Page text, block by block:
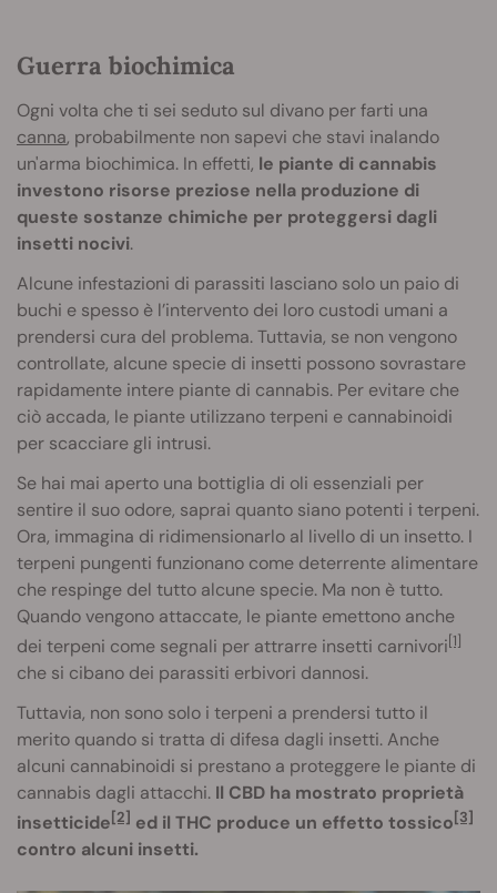
Guerra biochimica
Ogni volta che ti sei seduto sul divano per farti una
canna, probabilmente non sapevi che stavi inalando
un'arma biochimica. In effetti, le piante di cannabis
investono risorse preziose nella produzione di
queste sostanze chimiche per proteggersi dagli
insetti nocivi.
Alcune infestazioni di parassiti lasciano solo un paio di
buchi e spesso è l’intervento dei loro custodi umani a
prendersi cura del problema. Tuttavia, se non vengono
controllate, alcune specie di insetti possono sovrastare
rapidamente intere piante di cannabis. Per evitare che
ciò accada, le piante utilizzano terpeni e cannabinoidi
per scacciare gli intrusi.
Se hai mai aperto una bottiglia di oli essenziali per
sentire il suo odore, saprai quanto siano potenti i terpeni.
Ora, immagina di ridimensionarlo al livello di un insetto. I
terpeni pungenti funzionano come deterrente alimentare
che respinge del tutto alcune specie. Ma non è tutto.
Quando vengono attaccate, le piante emettono anche
dei terpeni come segnali per attrarre insetti carnivori[1]
che si cibano dei parassiti erbivori dannosi.
Tuttavia, non sono solo i terpeni a prendersi tutto il
merito quando si tratta di difesa dagli insetti. Anche
alcuni cannabinoidi si prestano a proteggere le piante di
cannabis dagli attacchi. Il CBD ha mostrato proprietà
insetticide[2] ed il THC produce un effetto tossico[3]
contro alcuni insetti.